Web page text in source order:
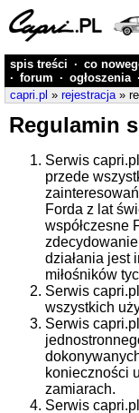
spis treści · co
· forum · ogłoszenia ·
capri.pl » rejestracja»
Regulamin
Serwis
przede
Forda z lat
współczesne
działania jest
miłośników
Serwis
wszystkich
Serwis
konieczności
zamiarach.
Serwis